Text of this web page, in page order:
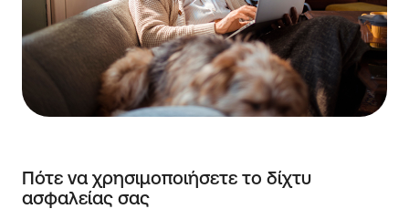
Πότε να χρησιμοποιήσετε το δίχτυ
ασφαλείας σας